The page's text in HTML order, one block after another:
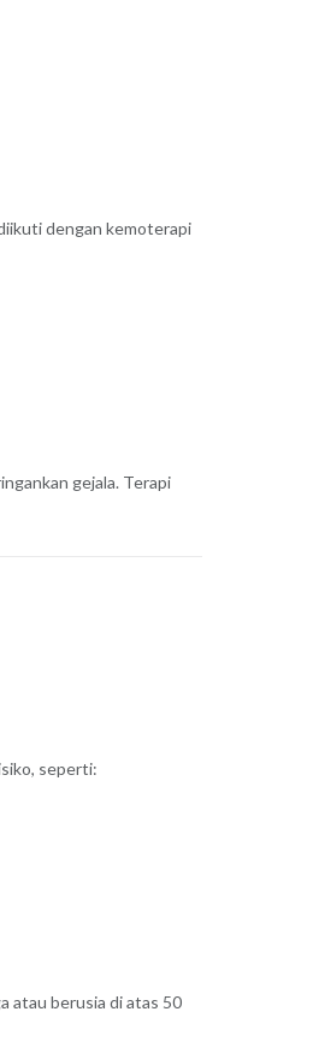
dengan kemoterapi
gejala. Terapi
seperti:
atau berusia di atas 50